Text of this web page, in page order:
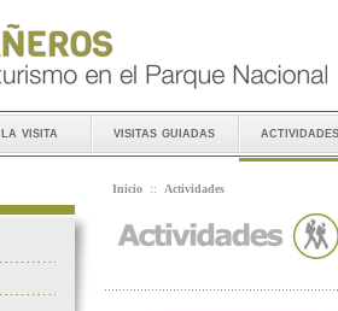
la visita visitas guiadas actividades
Inicio :: Actividades